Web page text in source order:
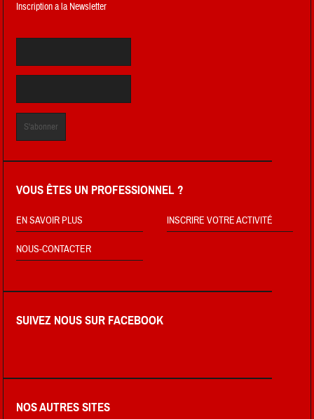
Inscription a la Newsletter
VOUS ÊTES UN PROFESSIONNEL ?
EN SAVOIR PLUS INSCRIRE VOTRE ACTIVITÉ
NOUS-CONTACTER
SUIVEZ NOUS SUR FACEBOOK
NOS AUTRES SITES